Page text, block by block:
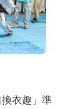
衣趣」準